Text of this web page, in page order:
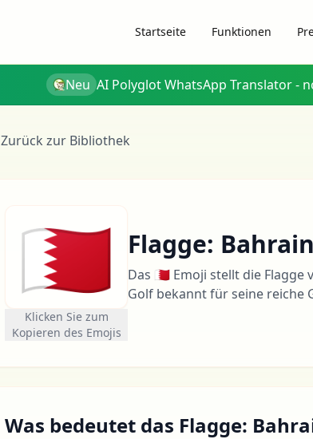
Startseite Funktionen
Neu AI Polyglot WhatsApp Translator -
Zurück zur Bibliothek
🇧🇭
Klicken Sie zum
Kopieren des Emojis
Flagge: Bahrain
Das 🇧🇭 Emoji stellt die Flagge
Golf bekannt für seine reiche
Was bedeutet das Flagge: